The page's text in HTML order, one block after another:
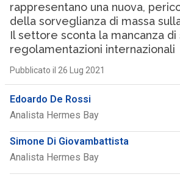
rappresentano una nuova,
della sorveglianza di massa
Il settore sconta la mancanza di
regolamentazioni internazionali
Pubblicato il 26 Lug 2021
Edoardo De Rossi
Analista Hermes Bay
Simone Di Giovambattista
Analista Hermes Bay